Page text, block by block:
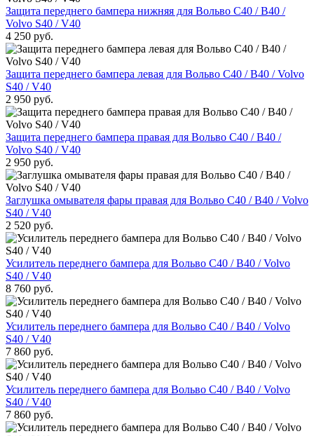
Защита переднего бампера нижняя для Вольво С40 / В40 /
Volvo S40 / V40
4 250 руб.
Защита переднего бампера левая для Вольво С40 / В40 / Volvo
S40 / V40
2 950 руб.
Защита переднего бампера правая для Вольво С40 / В40 /
Volvo S40 / V40
2 950 руб.
Заглушка омывателя фары правая для Вольво С40 / В40 / Volvo
S40 / V40
2 520 руб.
Усилитель переднего бампера для Вольво С40 / В40 / Volvo
S40 / V40
8 760 руб.
Усилитель переднего бампера для Вольво С40 / В40 / Volvo
S40 / V40
7 860 руб.
Усилитель переднего бампера для Вольво С40 / В40 / Volvo
S40 / V40
7 860 руб.